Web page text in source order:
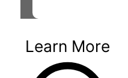
Learn More